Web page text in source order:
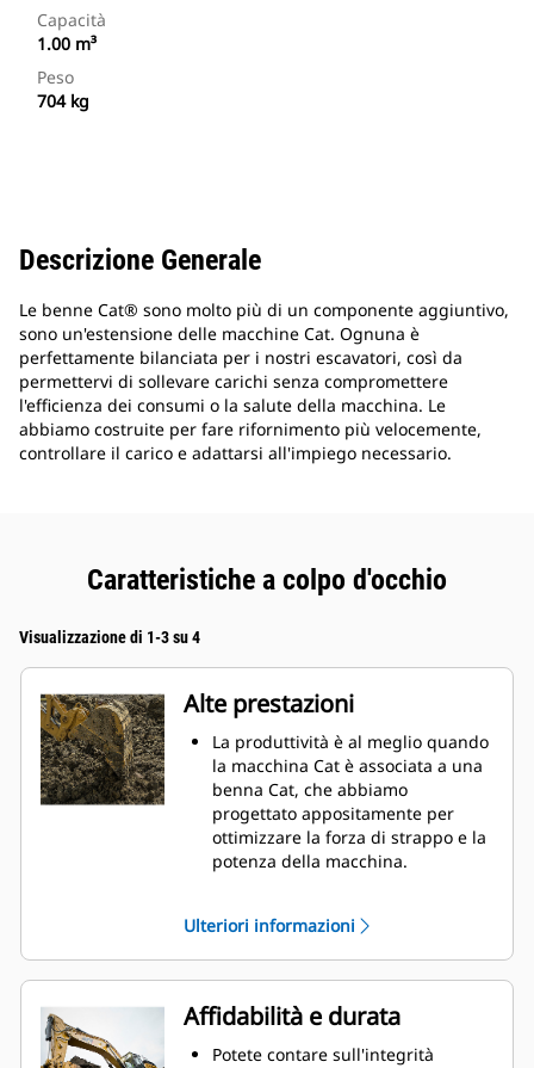
Capacità
1.00 m³
Peso
704 kg
Descrizione Generale
Le benne Cat® sono molto più di un componente aggiuntivo,
sono un'estensione delle macchine Cat. Ognuna è
perfettamente bilanciata per i nostri escavatori, così da
permettervi di sollevare carichi senza compromettere
l'efficienza dei consumi o la salute della macchina. Le
abbiamo costruite per fare rifornimento più velocemente,
controllare il carico e adattarsi all'impiego necessario.
Caratteristiche a colpo d'occhio
Visualizzazione di 1-3 su 4
Alte prestazioni
La produttività è al meglio quando
la macchina Cat è associata a una
benna Cat, che abbiamo
progettato appositamente per
ottimizzare la forza di strappo e la
potenza della macchina.
benna. Il gioco del tallone
aggiunto assicura che il fondo
della benna non si trascini,
riducendo i costi della
manutenzione.
I consumi di carburante si
Ulteriori informazioni
Affidabilità e durata
Potete contare sull'integrità